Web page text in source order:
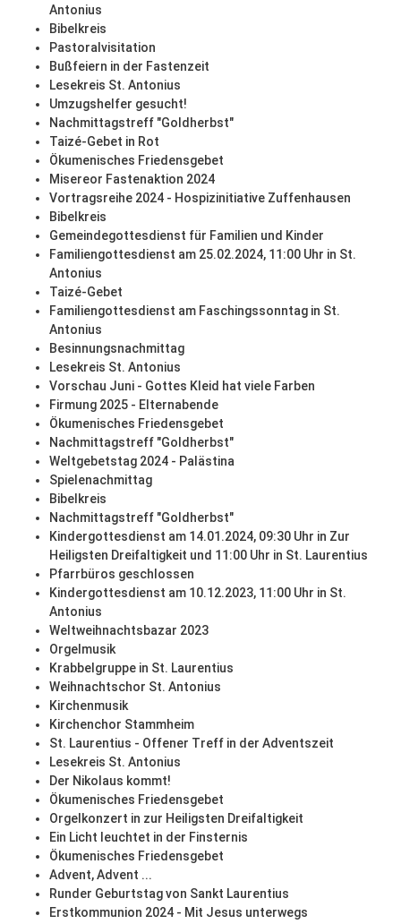
Antonius
Bibelkreis
Pastoralvisitation
Bußfeiern in der Fastenzeit
Lesekreis St. Antonius
Umzugshelfer gesucht!
Nachmittagstreff "Goldherbst"
Taizé-Gebet in Rot
Ökumenisches Friedensgebet
Misereor Fastenaktion 2024
Vortragsreihe 2024 - Hospizinitiative Zuffenhausen
Bibelkreis
Gemeindegottesdienst für Familien und Kinder
Familiengottesdienst am 25.02.2024, 11:00 Uhr in St.
Antonius
Taizé-Gebet
Familiengottesdienst am Faschingssonntag in St.
Antonius
Besinnungsnachmittag
Lesekreis St. Antonius
Vorschau Juni - Gottes Kleid hat viele Farben
Firmung 2025 - Elternabende
Ökumenisches Friedensgebet
Nachmittagstreff "Goldherbst"
Weltgebetstag 2024 - Palästina
Spielenachmittag
Bibelkreis
Nachmittagstreff "Goldherbst"
Kindergottesdienst am 14.01.2024, 09:30 Uhr in Zur
Heiligsten Dreifaltigkeit und 11:00 Uhr in St. Laurentius
Pfarrbüros geschlossen
Kindergottesdienst am 10.12.2023, 11:00 Uhr in St.
Antonius
Weltweihnachtsbazar 2023
Orgelmusik
Krabbelgruppe in St. Laurentius
Weihnachtschor St. Antonius
Kirchenmusik
Kirchenchor Stammheim
St. Laurentius - Offener Treff in der Adventszeit
Lesekreis St. Antonius
Der Nikolaus kommt!
Ökumenisches Friedensgebet
Orgelkonzert in zur Heiligsten Dreifaltigkeit
Ein Licht leuchtet in der Finsternis
Ökumenisches Friedensgebet
Advent, Advent ...
Runder Geburtstag von Sankt Laurentius
Erstkommunion 2024 - Mit Jesus unterwegs